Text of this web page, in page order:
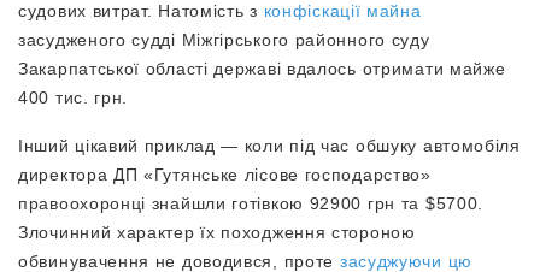
судових витрат. Натомість з конфіскації майна
засудженого судді Міжгірського районного суду
Закарпатської області державі вдалось отримати майже
400 тис. грн.
Інший цікавий приклад — коли під час обшуку автомобіля
директора ДП «Гутянське лісове господарство»
правоохоронці знайшли готівкою 92900 грн та $5700.
Злочинний характер їх походження стороною
обвинувачення не доводився, проте засуджуючи цю